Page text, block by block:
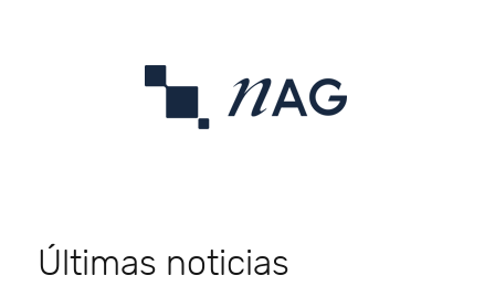
Últimas noticias